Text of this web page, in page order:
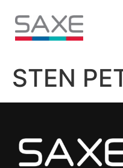
STEN